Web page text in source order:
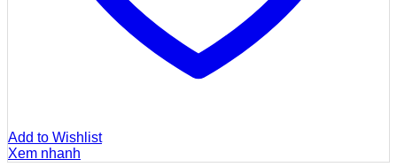
Add to Wishlist
Xem nhanh